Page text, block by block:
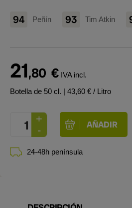
94 Peñín 93 Tim Atkin
21,80 € IVA incl.
Botella de 50 cl. | 43,60 € / Litro
24-48h península